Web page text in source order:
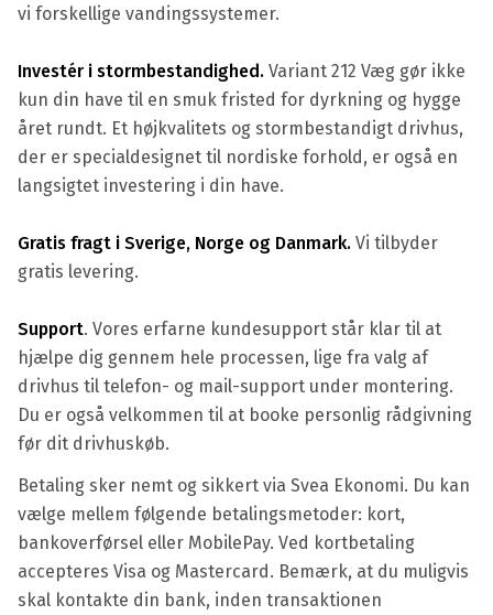
vi forskellige vandingssystemer.
Investér i stormbestandighed. Variant 212 Væg gør ikke
kun din have til en smuk fristed for dyrkning og hygge
året rundt. Et højkvalitets og stormbestandigt drivhus,
der er specialdesignet til nordiske forhold, er også en
langsigtet investering i din have.
Gratis fragt i Sverige, Norge og Danmark. Vi tilbyder
gratis levering.
Support. Vores erfarne kundesupport står klar til at
hjælpe dig gennem hele processen, lige fra valg af
drivhus til telefon- og mail-support under montering.
Du er også velkommen til at booke personlig rådgivning
før dit drivhuskøb.
Betaling sker nemt og sikkert via Svea Ekonomi. Du kan
vælge mellem følgende betalingsmetoder: kort,
bankoverførsel eller MobilePay. Ved kortbetaling
accepteres Visa og Mastercard. Bemærk, at du muligvis
skal kontakte din bank, inden transaktionen